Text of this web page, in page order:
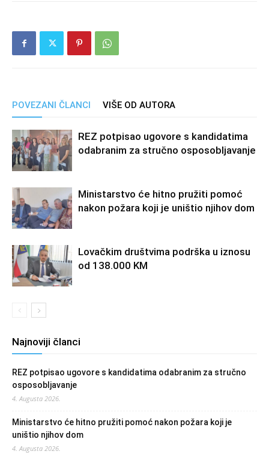
POVEZANI ČLANCI VIŠE OD AUTORA
REZ potpisao ugovore s kandidatima
odabranim za stručno osposobljavanje
Ministarstvo će hitno pružiti pomoć
nakon požara koji je uništio njihov dom
Lovačkim društvima podrška u iznosu
od 138.000 KM
Najnoviji članci
REZ potpisao ugovore s kandidatima odabranim za stručno
osposobljavanje
4. Augusta 2026.
Ministarstvo će hitno pružiti pomoć nakon požara koji je
uništio njihov dom
4. Augusta 2026.